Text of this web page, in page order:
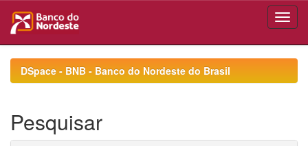
navigationDSpace - BNB - Banco do Nordeste do Brasil
Pesquisar